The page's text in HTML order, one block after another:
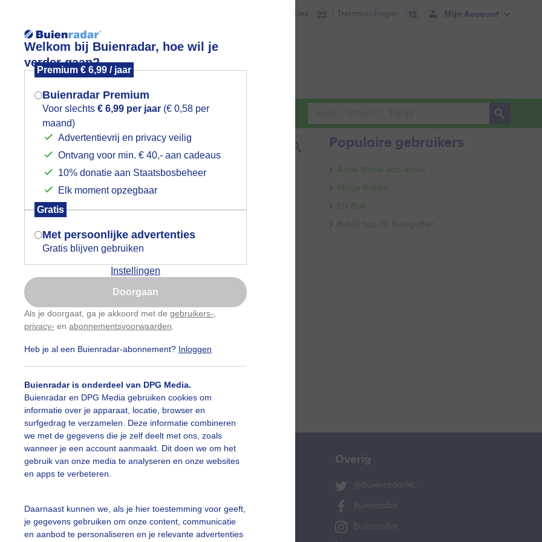
Welkom bij Buienradar, hoe wil je
verder gaan?
Premium € 6,99 / jaar
Buienradar Premium
Voor slechts € 6,99 per jaar (€ 0,58 per
maand)
Advertentievrij en privacy veilig
Ontvang voor min. € 40,- aan cadeaus
10% donatie aan Staatsbosbeheer
Elk moment opzegbaar
Gratis
Met persoonlijke advertenties
Gratis blijven gebruiken
Instellingen
Doorgaan
Als je doorgaat, ga je akkoord met de gebruikers-
privacy- en abonnementsvoorwaarden
Heb je al een Buienradar-abonnement? Inloggen
Buienradar is onderdeel van DPG Media.
Buienradar en DPG Media gebruiken cookies om
informatie over je apparaat, locatie, browser en
surfgedrag te verzamelen. Deze informatie combineren
we met de gegevens die je zelf deelt met ons, zoals
wanneer je een account aanmaakt. Dit doen we om het
gebruik van onze media te analyseren en onze websites
en apps te verbeteren.
Daarnaast kunnen we, als je hier toestemming voor geeft,
je gegevens gebruiken om onze content, communicatie
en aanbod te personaliseren en je relevante advertenties
Mijn Account
Files 22 | Treinmeldingen 12
Foto en video Weerzine
slideshow
Een moment geduld aub...
##terras #bewolking
#duinen #fietser #fietsers
#hittegolf #kinderen #kiters #kurkdroog
#maan #mist
#opklaringen #paraplu
#strakblauwe_lucht #strakblauwelucht
alle categorieën
Populaire gebruikers
Anne-Marie van Iersel
Marja Bakker
Els Bax
Bekijk top 10 fotografen
vragen
Mijn weer Overig
@BuienradarNL
Buienradar
Buienradar
Mogen we je locatie gebruiken voor
het weer?
Indien je hier nog geen akkoord op hebt
gegeven, verschijnt er zo een pop-up uit
je browser waarin deze toestemming
gevraagd wordt.
Is goed, toon de popup
Nu niet, misschien later
Gebruik je Safari en wil je niet elke dag deze pop-up
Klikhierom dit aan te passen